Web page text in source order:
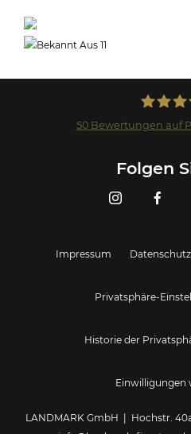
50Bewertungen auf
Folgen
Impressum Datenschutz
Privatsphäre-
Historie der
Einwilligungen
LANDMARK GmbH | Hochstr.